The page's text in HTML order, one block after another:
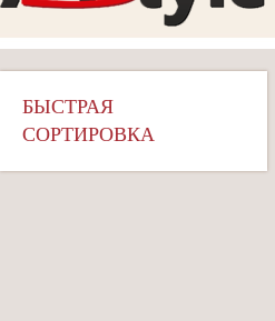
БЫСТРАЯ
СОРТИРОВКА